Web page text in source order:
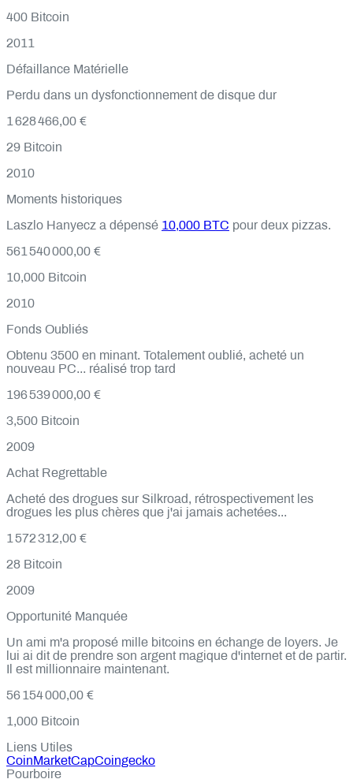
400 Bitcoin
2011
Défaillance Matérielle
Perdu dans un dysfonctionnement de disque dur
1 628 466,00 €
29 Bitcoin
2010
Moments historiques
Laszlo Hanyecz a dépensé 10,000 BTC pour deux pizzas.
561 540 000,00 €
10,000 Bitcoin
2010
Fonds Oubliés
Obtenu 3500 en minant. Totalement oublié, acheté un
nouveau PC... réalisé trop tard
196 539 000,00 €
3,500 Bitcoin
2009
Achat Regrettable
Acheté des drogues sur Silkroad, rétrospectivement les
drogues les plus chères que j'ai jamais achetées...
1 572 312,00 €
28 Bitcoin
2009
Opportunité Manquée
Un ami m'a proposé mille bitcoins en échange de loyers. Je
lui ai dit de prendre son argent magique d'internet et de partir.
Il est millionnaire maintenant.
56 154 000,00 €
1,000 Bitcoin
Liens Utiles
CoinMarketCapCoingecko
Pourboire